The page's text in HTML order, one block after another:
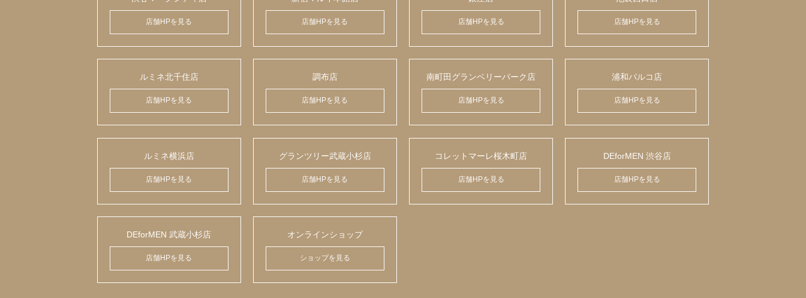
店舗HPを見る 店舗HPを見る 店舗HPを見る 店舗HPを見る
ルミネ北千住店
店舗HPを見る
調布店
店舗HPを見る
南町田グランベリーパーク店
店舗HPを見る
浦和パルコ店
店舗HPを見る
ルミネ横浜店
店舗HPを見る
グランツリー武蔵小杉店
店舗HPを見る
コレットマーレ桜木町店
店舗HPを見る
DEforMEN 渋谷店
店舗HPを見る
DEforMEN 武蔵小杉店
店舗HPを見る
オンラインショップ
ショップを見る